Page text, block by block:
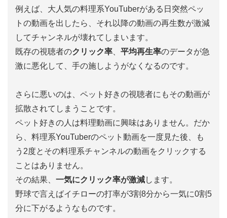
例えば、大人気の料理系YouTuberがある日突然ペッ
トの動画を出したら、それ以降の動画の再生数が激減
してチャンネルが壊れてしまいます。
既存の視聴者のクリック率 平均再生率のデータが急
激に悪化して、手の施しようがなくなるのです。
さらに悪いのは、ペット好きの視聴者にもその動画が
拡散されてしまうことです。
ペット好きの人は料理動画に興味はありません。だか
ら、料理系YouTuberのペット動画を一度見た後、も
う2度とその料理系チャンネルの動画をクリックする
ことはありません。
その結果、 一気にクリック率が激減します。
野球で言えばイチローの打率が3割8分から一気に0割5
分に下がるようなものです。